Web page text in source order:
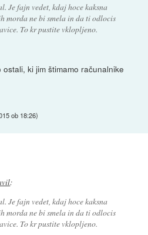
Je fajn vedet, kdaj hoce kaksna
morda ne bi smela in da ti odlocis
To kr pustite vklopljeno.
ki jim štimamo računalnike
ob 18:26)
:
Je fajn vedet, kdaj hoce kaksna
morda ne bi smela in da ti odlocis
To kr pustite vklopljeno.